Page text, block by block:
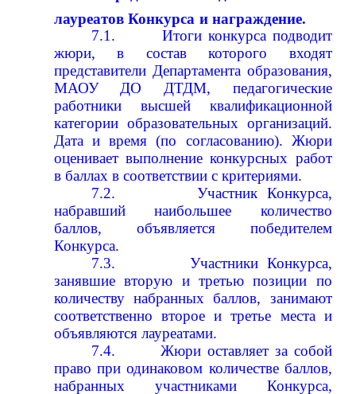
лауреатов Конкурса инаграждение.
7.1.
Итоги конкурса подводит
жюри, в состав которого входят
представители Департамента образования,
МАОУ ДО ДТДМ, педагогические
работники высшей квалификационной
категории образовательных организаций.
Дата и время (по согласованию). Жюри
оценивает выполнение конкурсных работ
в баллах в соответствии с критериями.
7.2.
Участник Конкурса,
набравший
наибольшее
количество
баллов,
объявляется
победителем
Конкурса.
7.3.
Участники Конкурса,
занявшие вторую и третью позиции по
количеству набранных баллов,
занимают
соответственно второе и третье места и
объявляются лауреатами.
7.4.
Жюри оставляет за собой
право при одинаковом количестве баллов,
набранных участниками Конкурса,